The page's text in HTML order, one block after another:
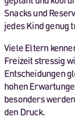
Snacks und
jedes Kind genug
Viele Eltern
Freizeit stressig
Entscheidungen
hohen
besonders
den Druck.